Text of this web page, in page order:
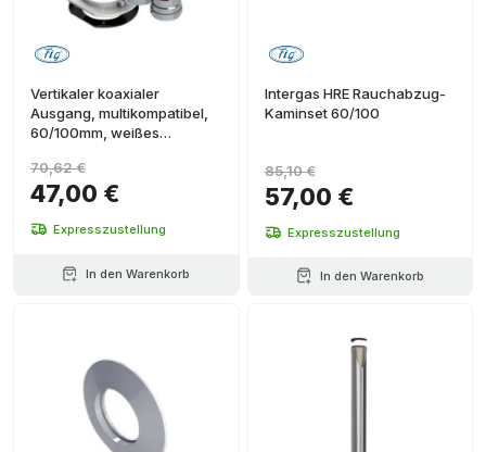
Vertikaler koaxialer
Ausgang, multikompatibel,
60/100mm, weißes
47,00 €
70,62 €
Expresszustellung
In den Warenkorb
Intergas HRE Rauchabzug-
Kaminset 60/100
57,00 €
85,10 €
Expresszustellung
In den Warenkorb